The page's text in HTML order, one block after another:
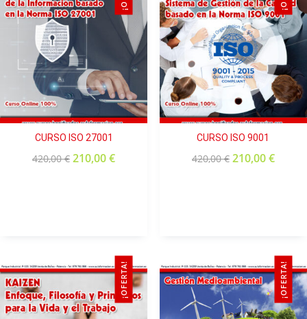
CURSO ISO 27001
420,00€ 210,00€
CURSO ISO 9001
420,00€ 210,00€
¡OFERTA! ¡OFERTA!